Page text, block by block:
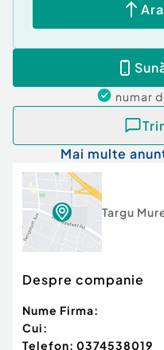
numar
Mai multe
Targu
Despre companie
Nume Firma:
Cui:
Telefon: 0374538019